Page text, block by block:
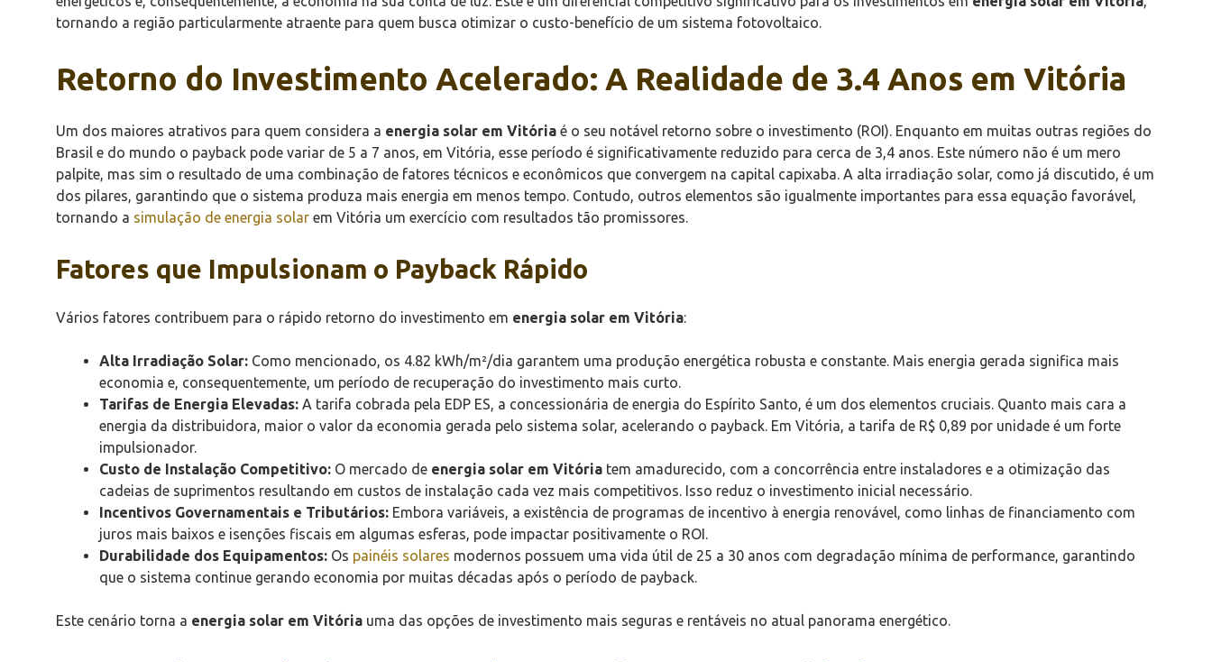
tornando a região particularmente atraente para quem busca otimizar o custo-benefício de um sistema fotovoltaico.
Retorno do Investimento Acelerado: A Realidade de 3.4 Anos em Vitória
Um dos maiores atrativos para quem considera a energia solar em Vitória é o seu notável retorno sobre o investimento (ROI). Enquanto em muitas outras regiões do
Brasil e do mundo o payback pode variar de 5 a 7 anos, em Vitória, esse período é significativamente reduzido para cerca de 3,4 anos. Este número não é um mero
palpite, mas sim o resultado de uma combinação de fatores técnicos e econômicos que convergem na capital capixaba. A alta irradiação solar, como já discutido, é um
dos pilares, garantindo que o sistema produza mais energia em menos tempo. Contudo, outros elementos são igualmente importantes para essa equação favorável,
tornando a simulação de energia solar em Vitória um exercício com resultados tão promissores.
Fatores que Impulsionam o Payback Rápido
Vários fatores contribuem para o rápido retorno do investimento em energia solar em Vitória:
Alta Irradiação Solar: Como mencionado, os 4.82 kWh/m²/dia garantem uma produção energética robusta e constante. Mais energia gerada significa mais
economia e, consequentemente, um período de recuperação do investimento mais curto.
Tarifas de Energia Elevadas: A tarifa cobrada pela EDP ES, a concessionária de energia do Espírito Santo, é um dos elementos cruciais. Quanto mais cara a
energia da distribuidora, maior o valor da economia gerada pelo sistema solar, acelerando o payback. Em Vitória, a tarifa de R$ 0,89 por unidade é um forte
impulsionador.
Custo de Instalação Competitivo: O mercado de energia solar em Vitória tem amadurecido, com a concorrência entre instaladores e a otimização das
cadeias de suprimentos resultando em custos de instalação cada vez mais competitivos. Isso reduz o investimento inicial necessário.
Incentivos Governamentais e Tributários: Embora variáveis, a existência de programas de incentivo à energia renovável, como linhas de financiamento com
juros mais baixos e isenções fiscais em algumas esferas, pode impactar positivamente o ROI.
Durabilidade dos Equipamentos: Os painéis solares modernos possuem uma vida útil de 25 a 30 anos com degradação mínima de performance, garantindo
que o sistema continue gerando economia por muitas décadas após o período de payback.
Este cenário torna a energia solar em Vitória uma das opções de investimento mais seguras e rentáveis no atual panorama energético.